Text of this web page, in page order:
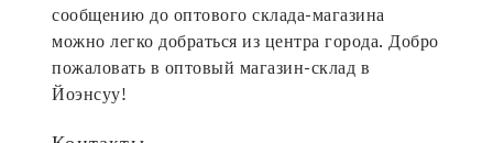
сообщению до оптового склада-магазина
можно легко добраться из центра города. Добро
пожаловать в оптовый магазин-склад в
Йоэнсуу!